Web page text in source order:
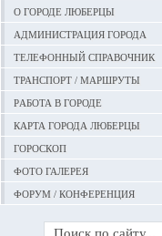
О городе Люберцы
Администрация города
Телефонный справочник
Транспорт / маршруты
Работа в городе
Карта города Люберцы
Гороскоп
Фото галерея
Форум / конференция